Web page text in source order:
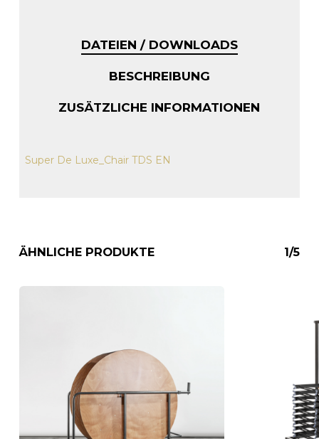
DATEIEN / DOWNLOADS
BESCHREIBUNG
ZUSÄTZLICHE INFORMATIONEN
Super De Luxe_Chair TDS EN
ÄHNLICHE PRODUKTE 1/5